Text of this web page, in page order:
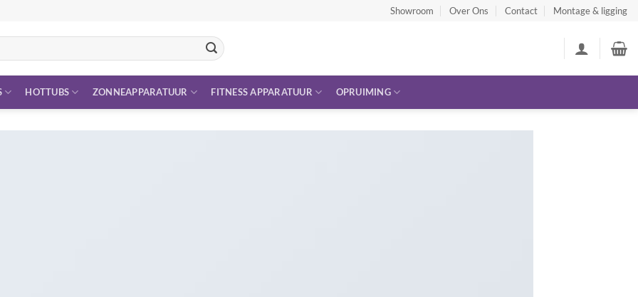
Showroom Over Ons Contact Montage & ligging
HOTTUBS ZONNEAPPARATUUR FITNESS APPARATUUR OPRUIMING